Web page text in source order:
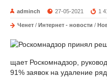
adminch 27-05-2021 1
Ченет / Интернет - новости /
щает Роскомнадзор,
91% заявок на удаление